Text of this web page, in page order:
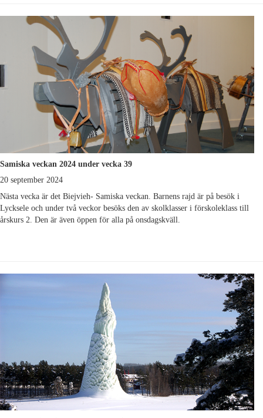
Samiska veckan 2024 under vecka 39
20 september 2024
Nästa vecka är det Biejvieh- Samiska veckan. Barnens rajd är på besök i
Lycksele och under två veckor besöks den av skolklasser i förskoleklass till
årskurs 2. Den är även öppen för alla på onsdagskväll.